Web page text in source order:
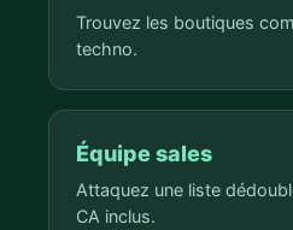
Trouvez les boutiques
techno.
Équipe sales
Attaquez une liste
CA inclus.